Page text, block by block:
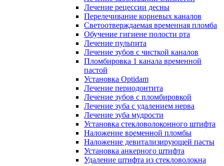
Лечение рецессии десны
Перелечивание корневых каналов
Светоотверждаемая временная пломба
Обучение гигиене полости рта
Лечение пульпита
Лечение зубов с чисткой каналов
Пломбировка 1 канала временной
пастой
Установка Optidam
Лечение периодонтита
Лечение зубов с пломбировкой
Лечение зуба с удалением нерва
Лечение зуба мудрости
Установка стекловолоконного штифта
Наложение временной пломбы
Наложение девитализирующей пасты
Установка анкерного штифта
Удаление штифта из стекловолокна